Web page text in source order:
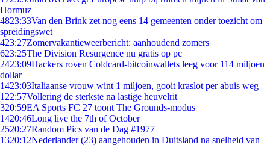
Hormuz
4823:33Van den Brink zet nog eens 14 gemeenten onder toezicht om
spreidingswet
423:27Zomervakantieweerbericht: aanhoudend zomers
623:25The Division Resurgence nu gratis op pc
2423:09Hackers roven Coldcard-bitcoinwallets leeg voor 114 miljoen
dollar
1423:03Italiaanse vrouw wint 1 miljoen, gooit kraslot per abuis weg
1 22:57Vollering de sterkste na lastige heuvelrit
320:59EA Sports FC 27 toont The Grounds-modus
1420:46Long live the 7th of October
2520:27Random Pics van de Dag #1977
1320:12Nederlander (23) aangehouden in Duitsland na snelheid van